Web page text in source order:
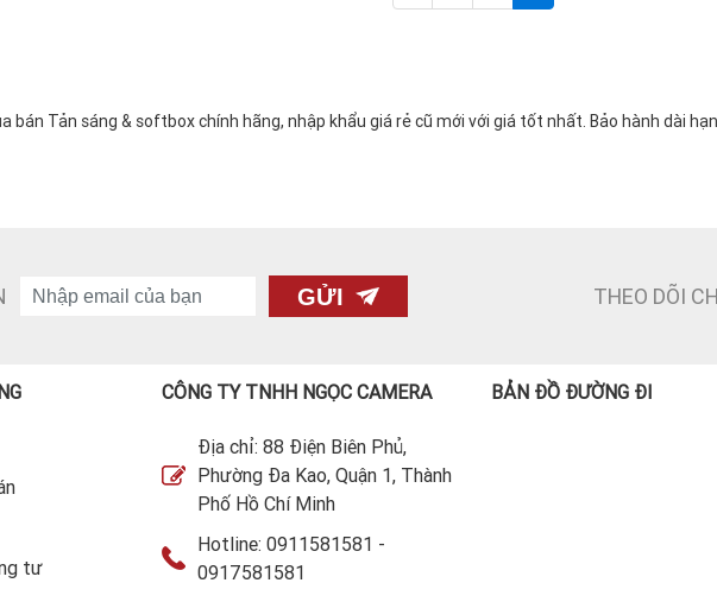
bán Tản sáng & softbox chính hãng, nhập khẩu giá rẻ cũ mới với giá tốt nhất. Bảo hành dài
GỬI THEO DÕI
tư
CÔNG TY TNHH NGỌC CAMERA
Địa chỉ: 88 Điện Biên Phủ,
Phường Đa Kao, Quận 1, Thành
Phố Hồ Chí Minh
Hotline: 0911581581 -
0917581581
BẢN ĐỒ ĐƯỜNG ĐI